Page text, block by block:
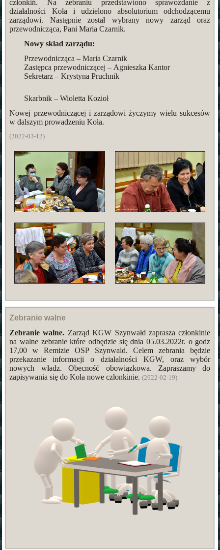
członkiń. Na zebraniu przedstawiono sprawozdanie z
działalności Koła i udzielono absolutorium odchodzącemu
zarządowi. Następnie został wybrany nowy zarząd oraz
przewodnicząca, Pani Maria Czarnik.
Nowy skład zarządu:
Przewodnicząca – Maria Czarnik
Zastępca przewodniczącej – Agnieszka Kantor
Sekretarz – Krystyna Pruchnik
Skarbnik – Wioletta Kozioł
Nowej przewodniczącej i zarządowi życzymy wielu sukcesów
w dalszym prowadzeniu Koła.
(2022-03-12)
Zebranie walne
Zebranie walne. Zarząd KGW Szynwałd zaprasza członkinie
na walne zebranie które odbędzie się dnia 05.03.2022r. o godz
17,00 w Remizie OSP Szynwald. Celem zebrania będzie
przekazanie informacji o działalności KGW, oraz wybór
nowych władz. Obecność obowiązkowa. Zapraszamy do
zapisywania się do Koła nowe członkinie.(2022-02-19)